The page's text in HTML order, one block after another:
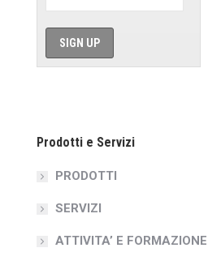
Prodotti e Servizi
PRODOTTI
SERVIZI
ATTIVITA’ E FORMAZIONE